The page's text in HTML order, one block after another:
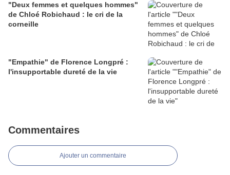
"Deux femmes et quelques hommes"
de Chloé Robichaud : le cri de la
corneille
"Empathie" de Florence Longpré :
l'insupportable dureté de la vie
Commentaires
Ajouter un commentaire